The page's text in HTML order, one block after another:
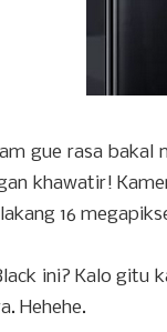
gue rasa bakal
khawatir!
16
ini? Kalo gitu
Hehehe.